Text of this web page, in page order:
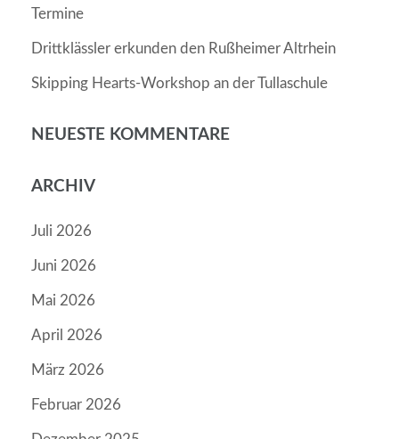
Termine
Drittklässler erkunden den Rußheimer Altrhein
Skipping Hearts-Workshop an der Tullaschule
NEUESTE KOMMENTARE
ARCHIV
Juli 2026
Juni 2026
Mai 2026
April 2026
März 2026
Februar 2026